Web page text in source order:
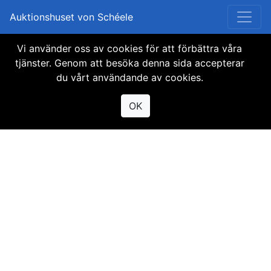
Auktionshuset von Schéele
Objektet finns inte
tillgängligt
Vi använder oss av cookies för att förbättra våra
tjänster. Genom att besöka denna sida accepterar
du vårt användande av cookies.
OK